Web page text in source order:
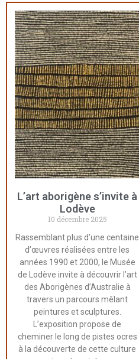
L’art aborigène s’invite à
Lodève
10 décembre 2025
Rassemblant plus d’une centaine
d’œuvres réalisées entre les
années 1990 et 2000, le Musée
de Lodève invite à découvrir l’art
des Aborigènes d’Australie à
travers un parcours mêlant
peintures et sculptures.
L’exposition propose de
cheminer le long de pistes ocres
à la découverte de cette culture